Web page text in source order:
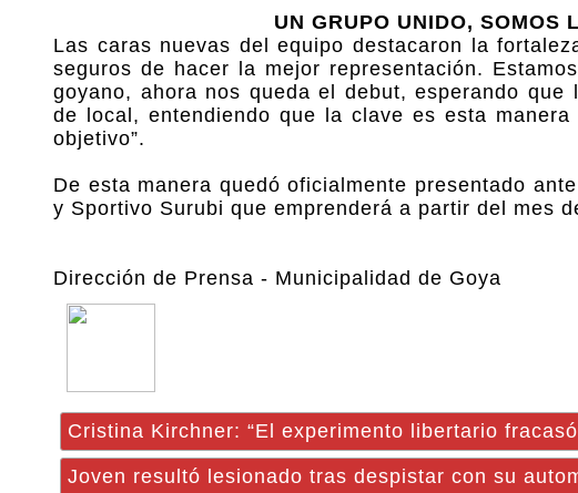
UN GRUPO UNIDO, SOMOS
Las caras nuevas del equipo destacaron la
seguros de hacer la mejor representación.
goyano, ahora nos queda el debut, esperando
de local, entendiendo que la clave es esta
objetivo”.
De esta manera quedó oficialmente presentado
y Sportivo Surubi que emprenderá a partir del mes
Dirección de Prensa - Municipalidad de Goya
Cristina Kirchner: “El experimento libertario
Joven resultó lesionado tras despistar con su